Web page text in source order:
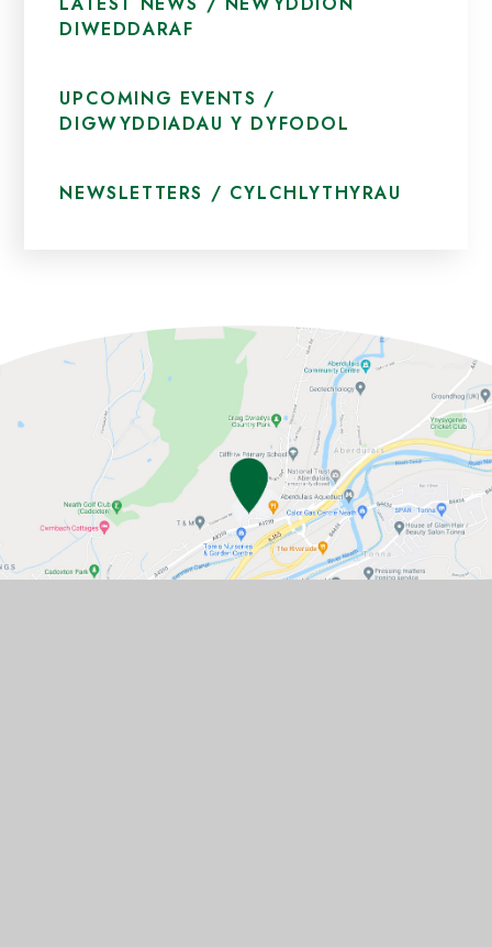
DIWEDDARAF
UPCOMING EVENTS /
DIGWYDDIADAU Y DYFODOL
NEWSLETTERS / CYLCHLYTHYRAU